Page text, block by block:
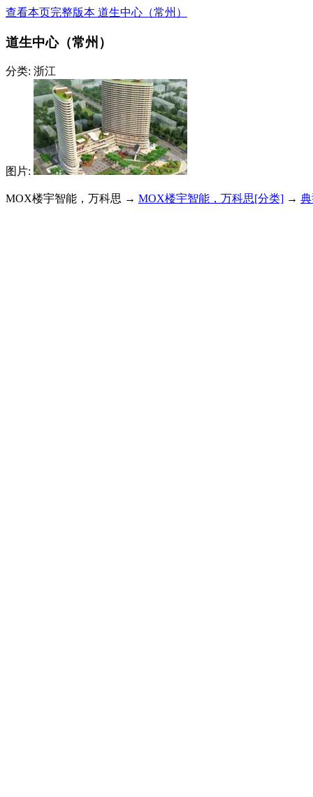
查看本页完整版本 道生中心（常州）
道生中心（常州）
分类: 浙江
图片:
MOX楼宇智能，万科思 → MOX楼宇智能，万科思[分类] →